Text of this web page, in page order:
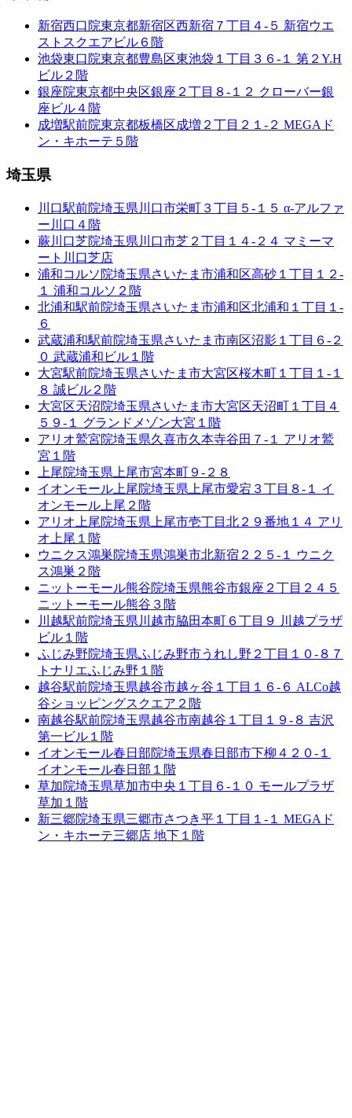
新宿西口院東京都新宿区西新宿７丁目４-５ 新宿ウエ
ストスクエアビル６階
池袋東口院東京都豊島区東池袋１丁目３６-１ 第２Y.H
ビル２階
銀座院東京都中央区銀座２丁目８-１２ クローバー銀
座ビル４階
成増駅前院東京都板橋区成増２丁目２１-２ MEGAド
ン・キホーテ５階
埼玉県
川口駅前院埼玉県川口市栄町３丁目５-１５ α-アルファ
ー川口４階
蕨川口芝院埼玉県川口市芝２丁目１４-２４ マミーマ
ート川口芝店
浦和コルソ院埼玉県さいたま市浦和区高砂１丁目１２-
１ 浦和コルソ２階
北浦和駅前院埼玉県さいたま市浦和区北浦和１丁目１-
６
武蔵浦和駅前院埼玉県さいたま市南区沼影１丁目６-２
０ 武蔵浦和ビル１階
大宮駅前院埼玉県さいたま市大宮区桜木町１丁目１-１
８ 誠ビル２階
大宮区天沼院埼玉県さいたま市大宮区天沼町１丁目４
５９-１ グランドメゾン大宮１階
アリオ鷲宮院埼玉県久喜市久本寺谷田７-１ アリオ鷲
宮１階
上尾院埼玉県上尾市宮本町９-２８
イオンモール上尾院埼玉県上尾市愛宕３丁目８-１ イ
オンモール上尾２階
アリオ上尾院埼玉県上尾市壱丁目北２９番地１４ アリ
オ上尾１階
ウニクス鴻巣院埼玉県鴻巣市北新宿２２５-１ ウニク
ス鴻巣２階
ニットーモール熊谷院埼玉県熊谷市銀座２丁目２４５
ニットーモール熊谷３階
川越駅前院埼玉県川越市脇田本町６丁目９ 川越プラザ
ビル１階
ふじみ野院埼玉県ふじみ野市うれし野２丁目１０-８７
トナリエふじみ野１階
越谷駅前院埼玉県越谷市越ヶ谷１丁目１６-６ ALCo越
谷ショッピングスクエア２階
南越谷駅前院埼玉県越谷市南越谷１丁目１９-８ 吉沢
第一ビル１階
イオンモール春日部院埼玉県春日部市下柳４２０-１
イオンモール春日部１階
草加院埼玉県草加市中央１丁目６-１０ モールプラザ
草加１階
新三郷院埼玉県三郷市さつき平１丁目１-１ MEGAド
ン・キホーテ三郷店 地下１階